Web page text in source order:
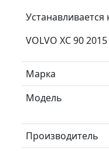
Устанавливается
VOLVO XC 90
Марка
Модель
Производитель